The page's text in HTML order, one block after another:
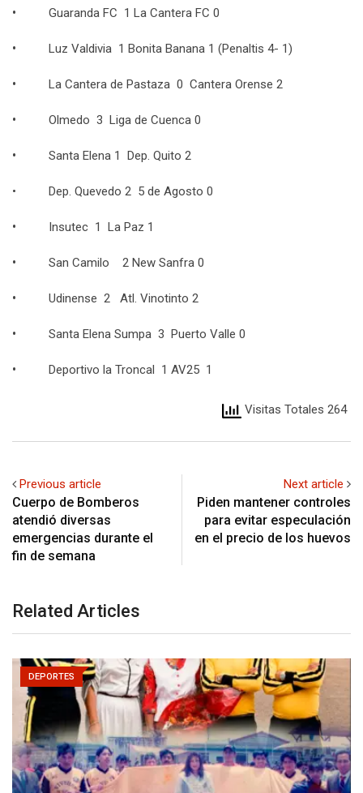
• Guaranda FC 1 La Cantera FC 0
• Luz Valdivia 1 Bonita Banana 1 (Penaltis 4- 1)
• La Cantera de Pastaza 0 Cantera Orense 2
• Olmedo 3 Liga de Cuenca 0
• Santa Elena 1 Dep. Quito 2
• Dep. Quevedo 2 5 de Agosto 0
• Insutec 1 La Paz 1
• San Camilo 2 New Sanfra 0
• Udinense 2 Atl. Vinotinto 2
• Santa Elena Sumpa 3 Puerto Valle 0
• Deportivo la Troncal 1 AV25 1
Visitas Totales 264
Previous article
Cuerpo de Bomberos
atendió diversas
emergencias durante el
fin de semana
Next article
Piden mantener controles
para evitar especulación
en el precio de los huevos
Related Articles
DEPORTES